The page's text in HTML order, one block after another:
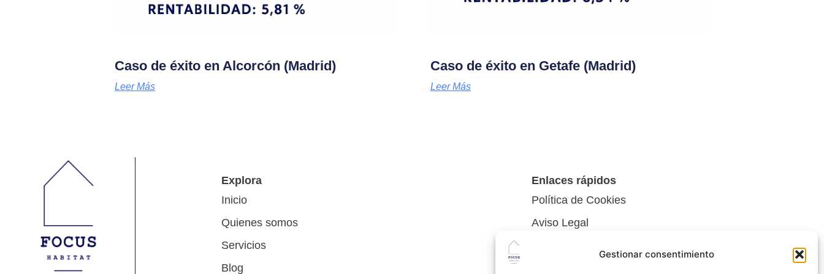
Gestionar consentimiento
Caso de éxito en Alcorcón (Madrid)
Leer Más
Caso de éxito en Getafe (Madrid)
Leer Más
Explora
Inicio
Quienes somos
Servicios
Blog
Enlaces rápidos
Política de Cookies
Aviso Legal